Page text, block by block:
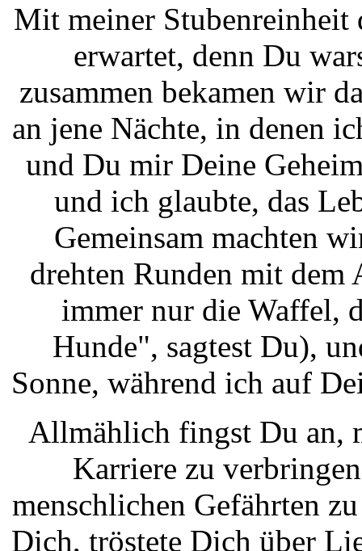
Mit meiner Stubenreinheit
erwartet, denn Du
zusammen bekamen wir
an jene Nächte, in denen
und Du mir Deine
und ich glaubte, das
Gemeinsam machten
drehten Runden mit
immer nur die Waffel,
Hunde", sagtest Du),
Sonne, während ich auf
Allmählich fingst Du an,
Karriere zu
menschlichen Gefährten
Dich, tröstete Dich über